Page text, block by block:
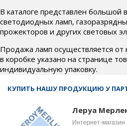
В каталоге представлен большой
светодиодных ламп,
прожекторов и других световых
Продажа ламп осуществляется от
в коробке указано на странице
индивидуальную упаковку.
Если у Вас возникли вопросы по
или почтеoffice@bel-svet.ru. Наши
все интересующие вопросы и
КУПИТЬ НАШУ ПРОДУКЦИЮ У
Леруа
Интернет-магазин